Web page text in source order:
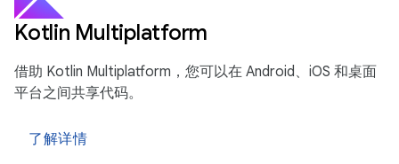
Kotlin Multiplatform
借助 Kotlin Multiplatform，您可以在 Android、iOS 和桌面
平台之间共享代码。
了解详情